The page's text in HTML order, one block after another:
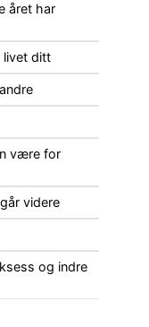
året har
livet ditt
være for
videre
og indre